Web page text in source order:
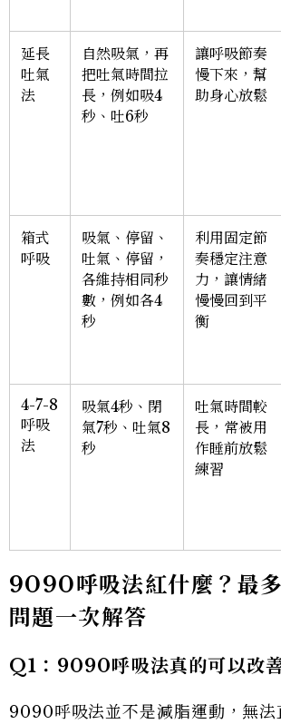
延長
吐氣
法
自然吸氣，再
把吐氣時間拉
長，例如吸4
秒、吐6秒
讓呼吸節奏
慢下來，幫
助身心放鬆
箱式
呼吸
吸氣、停留、
吐氣、停留，
各維持相同秒
數，例如各4
秒
利用固定節
奏穩定注意
力，讓情緒
慢慢回到平
衡
4-7-8
呼吸
法
吸氣4秒、閉
氣7秒、吐氣8
秒
吐氣時間較
長，常被用
作睡前放鬆
練習
9090呼吸法紅什麼？最
問題一次解答
Q1 ： 9090呼吸法真的可以改
9090呼吸法並不是減脂運動，無法